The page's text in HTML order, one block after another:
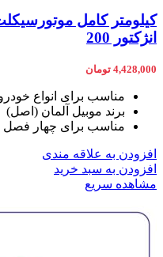
کیلومتر کامل
انژکتور 200
4,428,000 تومان
مناسب برای انواع
برند موبیل آلمان (اصل)
مناسب برای چهار فصل
افزودن به علاقه مندی
افزودن به سبد خرید
مشاهده سریع